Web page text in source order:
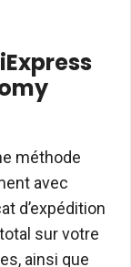
méthode
avec
d’expédition
sur votre
ainsi que